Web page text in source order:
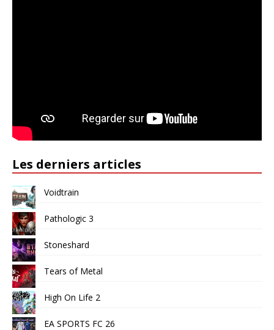
Les derniers articles
Voidtrain
Pathologic 3
Stoneshard
Tears of Metal
High On Life 2
EA SPORTS FC 26